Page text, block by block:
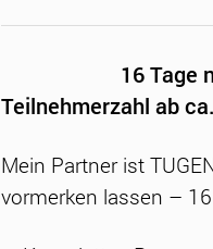
16 Tage
Teilnehmerzahl ab
Mein Partner ist
vormerken lassen –